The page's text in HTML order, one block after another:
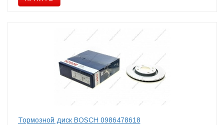
Тормозной диск BOSCH 0986478618